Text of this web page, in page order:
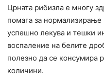
Црната рибизла е многу
помага за нормализирање
успешно лекува и тешки
воспаление на белите
полезно да се консумира
количини.